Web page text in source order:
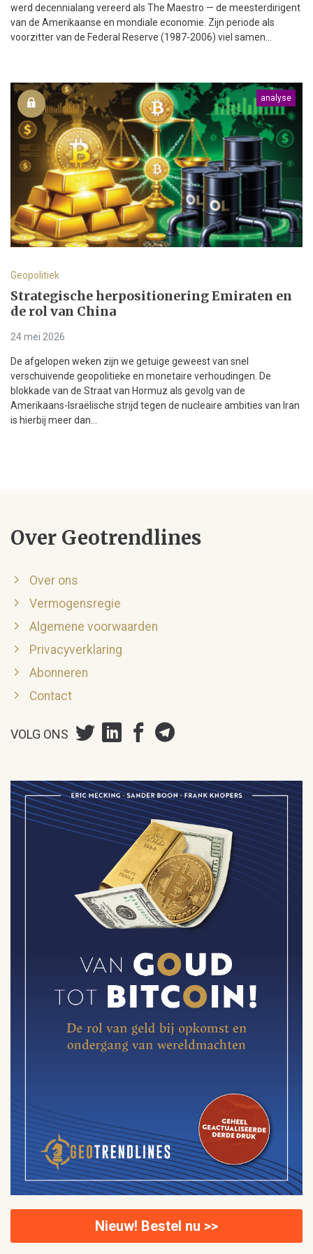
werd decennialang vereerd als The Maestro — de meesterdirigent
van de Amerikaanse en mondiale economie. Zijn periode als
voorzitter van de Federal Reserve (1987-2006) viel samen...
analyse
Geopolitiek
Strategische herpositionering Emiraten en
de rol van China
24 mei 2026
De afgelopen weken zijn we getuige geweest van snel
verschuivende geopolitieke en monetaire verhoudingen. De
blokkade van de Straat van Hormuz als gevolg van de
Amerikaans-Israëlische strijd tegen de nucleaire ambities van Iran
is hierbij meer dan...
Over Geotrendlines
Over ons
Vermogensregie
Algemene voorwaarden
Privacyverklaring
Abonneren
Contact
VOLG ONS
Nieuw! Bestel nu >>